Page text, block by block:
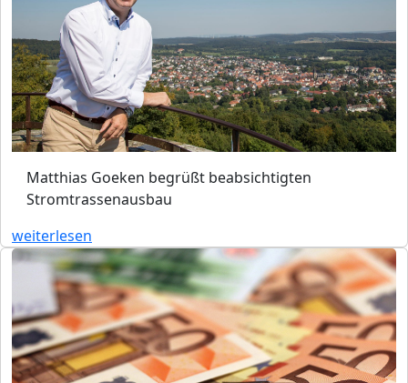
Matthias Goeken begrüßt beabsichtigten
Stromtrassenausbau
weiterlesen